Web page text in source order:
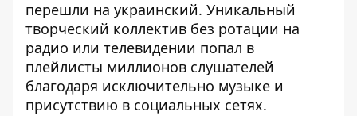
перешли на украинский. Уникальный
творческий коллектив без ротации на
радио или телевидении попал в
плейлисты миллионов слушателей
благодаря исключительно музыке и
присутствию в социальных сетях.